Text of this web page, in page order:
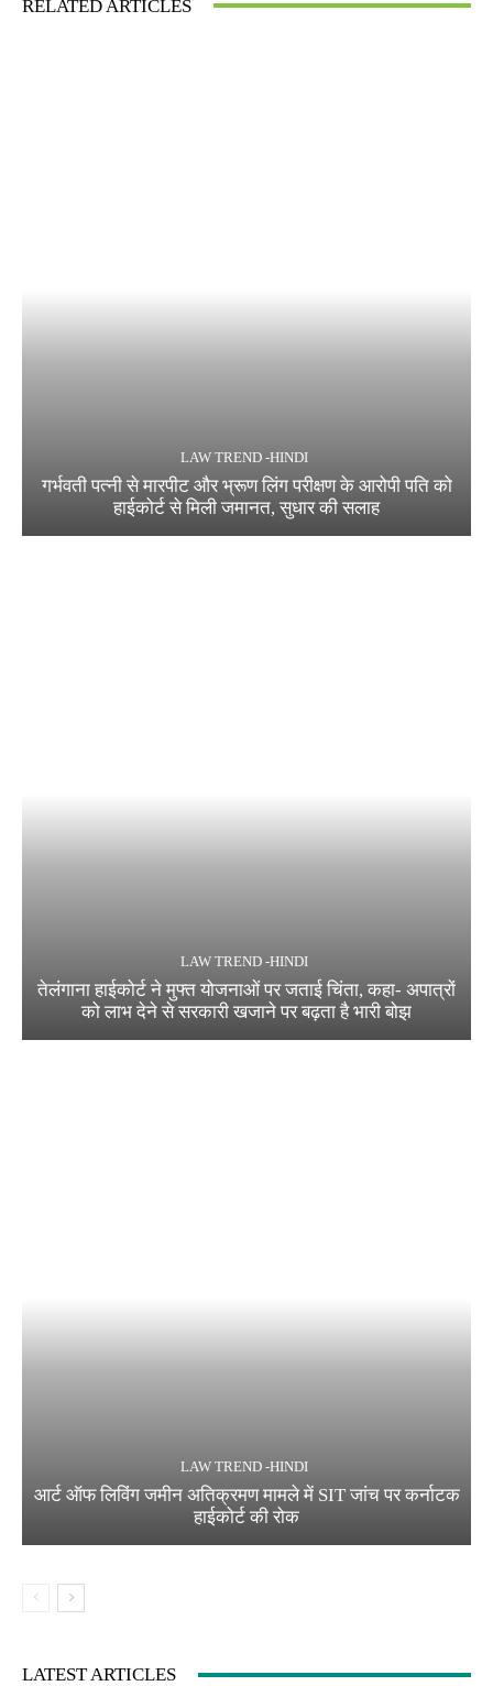
RELATED ARTICLES
LAW TREND -HINDI
गर्भवती पत्नी से मारपीट और भ्रूण लिंग परीक्षण के आरोपी पति को
हाईकोर्ट से मिली जमानत, सुधार की सलाह
LAW TREND -HINDI
तेलंगाना हाईकोर्ट ने मुफ्त योजनाओं पर जताई चिंता, कहा- अपात्रों
को लाभ देने से सरकारी खजाने पर बढ़ता है भारी बोझ
LAW TREND -HINDI
आर्ट ऑफ लिविंग जमीन अतिक्रमण मामले में SIT जांच पर कर्नाटक
हाईकोर्ट की रोक
LATEST ARTICLES